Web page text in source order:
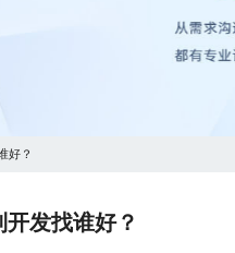
好？
发找谁好？